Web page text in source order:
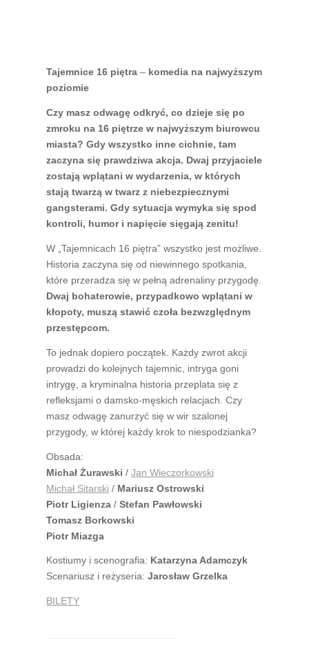
Tajemnice 16 piętra – komedia na najwyższym
poziomie
Czy masz odwagę odkryć, co dzieje się po
zmroku na 16 piętrze w najwyższym biurowcu
miasta? Gdy wszystko inne cichnie, tam
zaczyna się prawdziwa akcja. Dwaj przyjaciele
zostają wplątani w wydarzenia, w których
stają twarzą w twarz z niebezpiecznymi
gangsterami. Gdy sytuacja wymyka się spod
kontroli, humor i napięcie sięgają zenitu!
W „Tajemnicach 16 piętra” wszystko jest możliwe.
Historia zaczyna się od niewinnego spotkania,
które przeradza się w pełną adrenaliny przygodę.
Dwaj bohaterowie, przypadkowo wplątani w
kłopoty, muszą stawić czoła bezwzględnym
przestępcom.
To jednak dopiero początek. Każdy zwrot akcji
prowadzi do kolejnych tajemnic, intryga goni
intrygę, a kryminalna historia przeplata się z
refleksjami o damsko-męskich relacjach. Czy
masz odwagę zanurzyć się w wir szalonej
przygody, w której każdy krok to niespodzianka?
Obsada:
Michał Żurawski /Jan Wieczorkowski
Michał Sitarski / Mariusz Ostrowski
Piotr Ligienza /Stefan Pawłowski
Tomasz Borkowski
Piotr Miazga
Kostiumy i scenografia: Katarzyna Adamczyk
Scenariusz i reżyseria:Jarosław Grzelka
BILETY